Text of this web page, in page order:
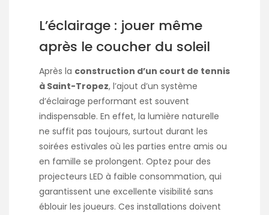
L’éclairage : jouer même
après le coucher du soleil
Après la construction d’un court de tennis
à Saint-Tropez, l’ajout d’un système
d’éclairage performant est souvent
indispensable. En effet, la lumière naturelle
ne suffit pas toujours, surtout durant les
soirées estivales où les parties entre amis ou
en famille se prolongent. Optez pour des
projecteurs LED à faible consommation, qui
garantissent une excellente visibilité sans
éblouir les joueurs. Ces installations doivent